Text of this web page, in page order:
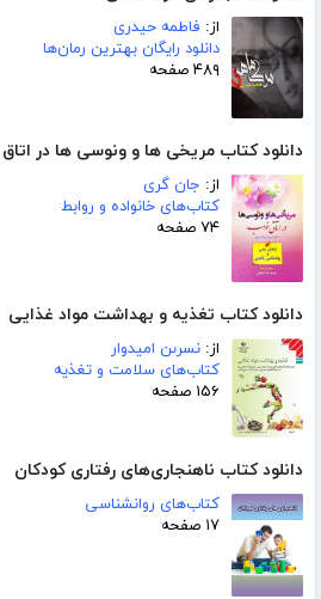
از: فاطمه حیدری
دانلود رایگان بهترین رمان‌ها
۴۸۹ صفحه
دانلود کتاب مریخی ها و ونوسی ها در
از: جان گری
کتاب‌های خانواده و روابط
۷۴ صفحه
دانلود کتاب تغذیه و بهداشت مواد غذایی
از: نسرىن امیدوار
کتاب‌های سلامت و تغذیه
۱۵۶ صفحه
دانلود کتاب ناهنجاری‌های رفتاری کودکان
کتاب‌های روانشناسی
۱۷ صفحه